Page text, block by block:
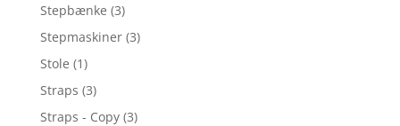
Stepbænke (3)
Stepmaskiner (3)
Stole (1)
Straps (3)
Straps - Copy (3)